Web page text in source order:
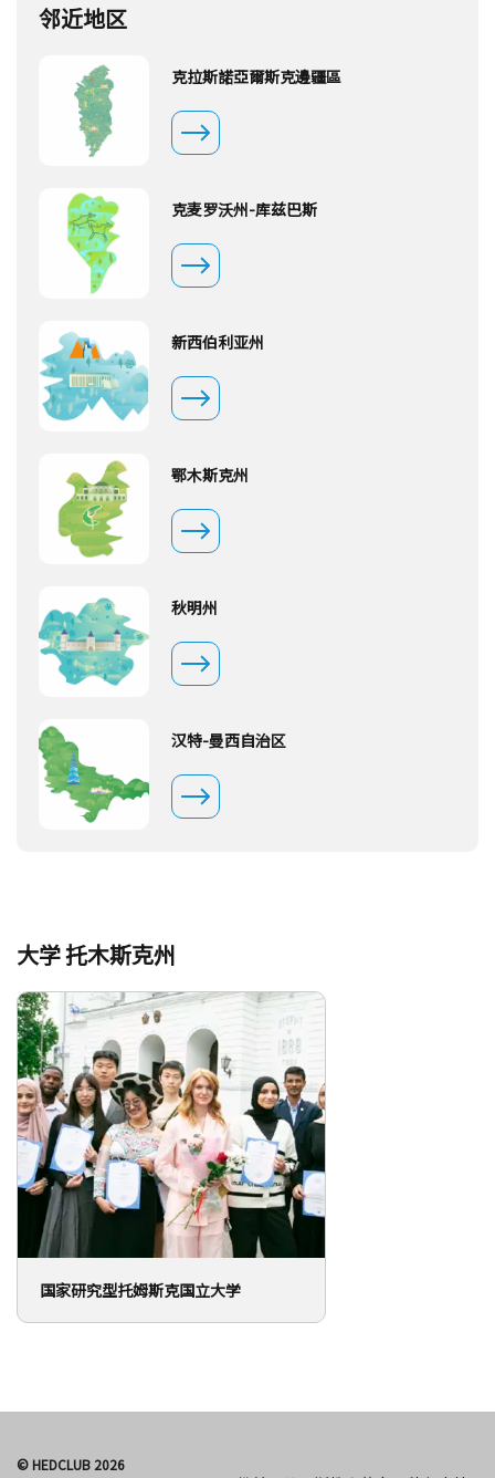
邻近地区
克拉斯諾亞爾斯克邊疆區
克麦罗沃州-库兹巴斯
新西伯利亚州
鄂木斯克州
秋明州
汉特-曼西自治区
大学 托木斯克州
国家研究型托姆斯克国立大学
© HEDCLUB 2026